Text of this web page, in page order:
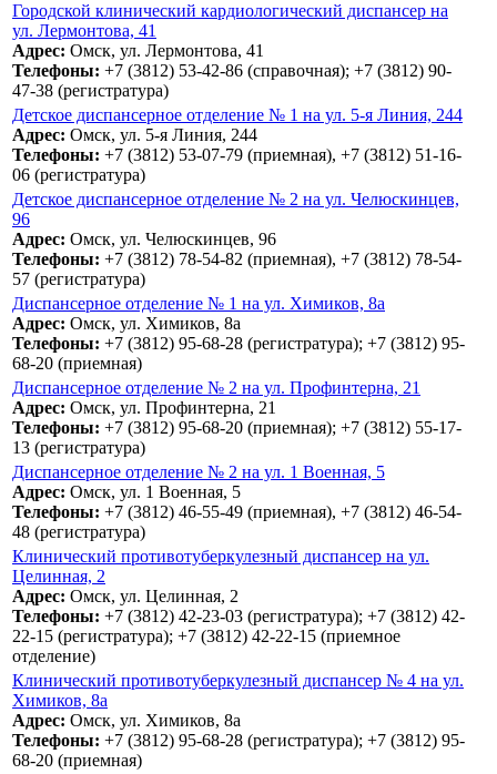
Городской клинический кардиологический диспансер на
ул. Лермонтова, 41
Адрес: Омск, ул. Лермонтова, 41
Телефоны: +7 (3812) 53-42-86 (справочная); +7 (3812) 90-
47-38 (регистратура)
Детское диспансерное отделение № 1 на ул. 5-я Линия, 244
Адрес: Омск, ул. 5-я Линия, 244
Телефоны: +7 (3812) 53-07-79 (приемная), +7 (3812) 51-16-
06 (регистратура)
Детское диспансерное отделение № 2 на ул. Челюскинцев,
96
Адрес: Омск, ул. Челюскинцев, 96
Телефоны: +7 (3812) 78-54-82 (приемная), +7 (3812) 78-54-
57 (регистратура)
Диспансерное отделение № 1 на ул. Химиков, 8а
Адрес: Омск, ул. Химиков, 8а
Телефоны: +7 (3812) 95-68-28 (регистратура); +7 (3812) 95-
68-20 (приемная)
Диспансерное отделение № 2 на ул. Профинтерна, 21
Адрес: Омск, ул. Профинтерна, 21
Телефоны: +7 (3812) 95-68-20 (приемная); +7 (3812) 55-17-
13 (регистратура)
Диспансерное отделение № 2 на ул. 1 Военная, 5
Адрес: Омск, ул. 1 Военная, 5
Телефоны: +7 (3812) 46-55-49 (приемная), +7 (3812) 46-54-
48 (регистратура)
Клинический противотуберкулезный диспансер на ул.
Целинная, 2
Адрес: Омск, ул. Целинная, 2
Телефоны: +7 (3812) 42-23-03 (регистратура); +7 (3812) 42-
22-15 (регистратура); +7 (3812) 42-22-15 (приемное
отделение)
Клинический противотуберкулезный диспансер № 4 на ул.
Химиков, 8а
Адрес: Омск, ул. Химиков, 8а
Телефоны: +7 (3812) 95-68-28 (регистратура); +7 (3812) 95-
68-20 (приемная)